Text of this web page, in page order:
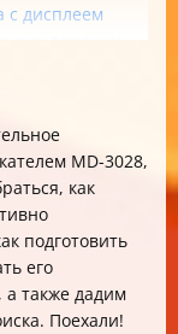
с дисплеем
поиску и
MD-3028,
как
подготовить
его
также дадим
Поехали!